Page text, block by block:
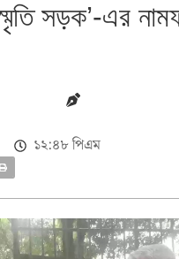
সড়ক’-এর
১২:৪৮ পিএম